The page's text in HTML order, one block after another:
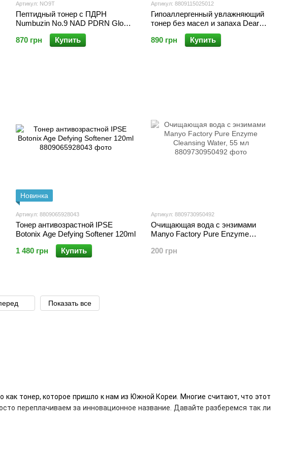
как тонер, которое пришло к нам из Южной Кореи. Многие считают, что этот
переплачиваем за инновационное название. Давайте разберемся так ли
Артикул: NO9T
Пептидный тонер с ПДРН
Numbuzin No.9 NAD PDRN Glow
Boosting Toner 150 мл
870 грн
Купить
Артикул: 8809115025012
Гипоаллергенный увлажняющий
тонер без масел и запаха Dear
Klairs Supple Preparation
Unscented Toner, 180мл
890 грн Купить
Новинка
Артикул: 8809065928043
Тонер антивозрастной IPSE
Botonix Age Defying Softener 120ml
1 480 грн
Купить
Артикул: 8809730950492
Очищающая вода с энзимами
Manyo Factory Pure Enzyme
200 грн
Показать все